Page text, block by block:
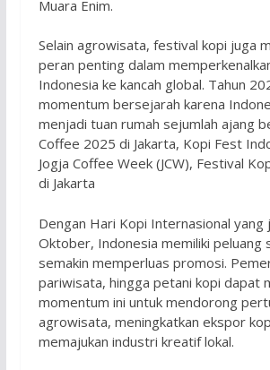
Muara Enim.
Selain agrowisata, festival kopi juga
peran penting dalam
Indonesia ke kancah global. Tahun
momentum bersejarah karena
menjadi tuan rumah sejumlah ajang
Coffee 2025 di Jakarta, Kopi Fest
Jogja Coffee Week (JCW), Festival
di Jakarta
Dengan Hari Kopi Internasional yang
Oktober, Indonesia memiliki peluang
semakin memperluas promosi.
pariwisata, hingga petani kopi dapat
momentum ini untuk mendorong
agrowisata, meningkatkan ekspor
memajukan industri kreatif lokal.